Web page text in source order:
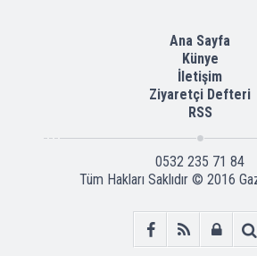
Ana Sayfa
Künye
İletişim
Ziyaretçi Defteri
RSS
0532 235 71 84
Tüm Hakları Saklıdır © 2016